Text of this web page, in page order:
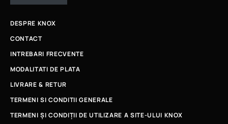
DESPRE KNOX
CONTACT
INTREBARI FRECVENTE
MODALITATI DE PLATA
LIVRARE & RETUR
TERMENI SI CONDITII GENERALE
TERMENI ȘI CONDIȚII DE UTILIZARE A SITE-ULUI KNOX